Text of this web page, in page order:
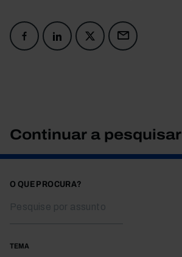
Continuar a pesquisar
O QUE PROCURA?
TEMA